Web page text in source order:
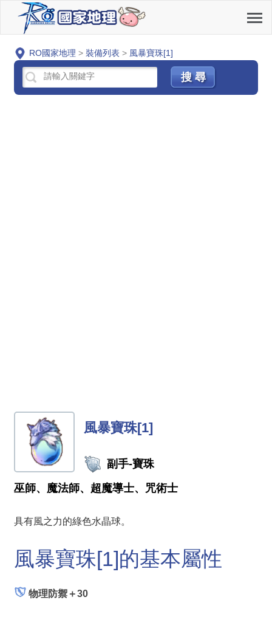
RO國家地理 > 裝備列表 > 風暴寶珠[1]
風暴寶珠[1]
副手-寶珠
巫師、魔法師、超魔導士、咒術士
具有風之力的綠色水晶球。
風暴寶珠[1]的基本屬性
物理防禦＋30